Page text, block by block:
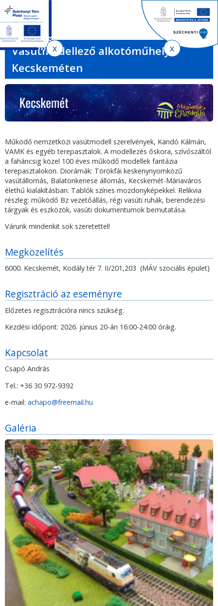
Ugrás
tartalomra
Ugrás
oldaltérképre
EN HU
űrlap
Jelenlegi
hely
Vasútmodellező alkotóműhely
Kecskeméten
Működő nemzetközi vasútmodell szerelvények, Kandó Kálmán,
VAMK és egyéb terepasztalok. A modellezés őskora, szívószáltól
a faháncsig közel 100 éves működő modellek fantázia
terepasztalokon. Diorámák: Törökfái keskenynyomközű
vasútállomás, Balatonkenese állomás, Kecskemét-Máriaváros
élethű kialakításban. Tablók színes mozdonyképekkel. Relikvia
részleg: működő Bz vezetőállás, régi vasúti ruhák, berendezési
tárgyak és eszközök, vasúti dokumentumok bemutatása.
Várunk mindenkit sok szeretettel!
Megközelítés
6000. Kecskemét, Kodály tér 7. II/201,203 (MÁV szociális épület)
Regisztráció az eseményre
Előzetes regisztrációra nincs szükség.
Kezdési időpont: 2026. június 20-án 16:00-24:00 óráig.
Kapcsolat
Csapó András
Tel.: +36 30 972-9392
e-mail: achapo@freemail.hu
Galéria